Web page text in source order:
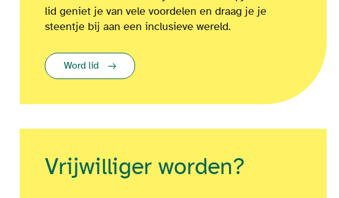
lid geniet je van vele voordelen en draag je je
steentje bij aan een inclusieve wereld.
Word lid
Vrijwilliger worden?